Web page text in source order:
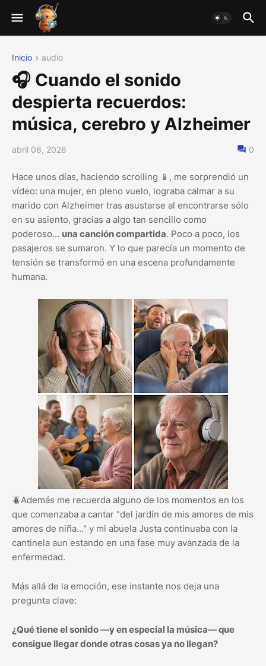
Inicio audio
🎧 Cuando el sonido
despierta recuerdos:
música, cerebro y Alzheimer
abril 06, 2026 0
Hace unos días, haciendo scrolling 📱, me sorprendió un
vídeo: una mujer, en pleno vuelo, lograba calmar a su
marido con Alzheimer tras asustarse al encontrarse sólo
en su asiento, gracias a algo tan sencillo como
poderoso… una canción compartida. Poco a poco, los
pasajeros se sumaron. Y lo que parecía un momento de
tensión se transformó en una escena profundamente
humana.
🪲Además me recuerda alguno de los momentos en los
que comenzaba a cantar "del jardín de mis amores de mis
amores de niña..." y mi abuela Justa continuaba con la
cantinela aun estando en una fase muy avanzada de la
enfermedad.
Más allá de la emoción, ese instante nos deja una
pregunta clave:
¿Qué tiene el sonido —y en especial la música— que
consigue llegar donde otras cosas ya no llegan?